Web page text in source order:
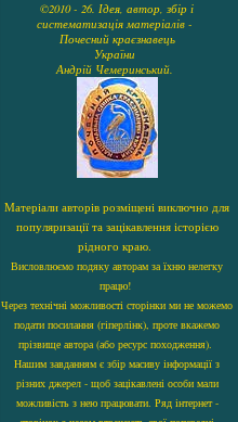
©2010 - 26. Ідея, автор, збір і
систематизація матеріалів -
Почесний краєзнавець
України
Андрій Чемеринський.
Матеріали авторів розміщені виключно для
популяризації та зацікавлення історією
рідного краю.
Висловлюємо подяку авторам за їхню нелегку
працю!
Через технічні можливості сторінки ми не можемо
подати посилання (гіперлінк), проте вкажемо
прізвище автора (або ресурс походження).
Нашим завданням є збір масиву інформації з
різних джерел - щоб зацікавлені особи мали
можливість з нею працювати. Ряд інтернет -